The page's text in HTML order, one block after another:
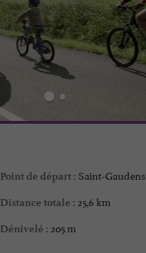
Point de départ : Saint-Gaudens
Distance totale : 25,6 km
Dénivelé : 205 m